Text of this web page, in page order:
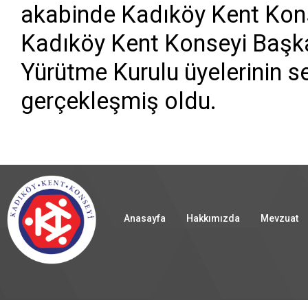
akabinde Kadıköy Kent
Kadıköy Kent Konseyi
Yürütme Kurulu üyelerinin
gerçekleşmiş oldu.
Anasayfa Hakkımızda Mevzuat